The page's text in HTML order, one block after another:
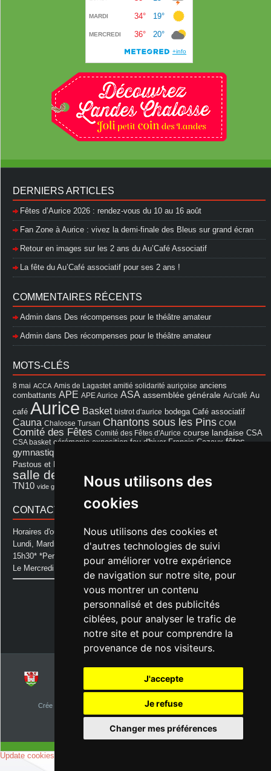
Nous utilisons des
cookies
Nous utilisons des cookies et
d'autres technologies de suivi
pour améliorer votre expérience
de navigation sur notre site, pour
vous montrer un contenu
personnalisé et des publicités
ciblées, pour analyser le trafic de
notre site et pour comprendre la
provenance de nos visiteurs.
J'accepte
Je refuse
Changer mes préférences
DERNIERS ARTICLES
Fêtes d’Aurice 2026 : rendez-vous du 10 au 16 août
Fan Zone à Aurice : vivez la demi-finale des Bleus sur grand écran
Retour en images sur les 2 ans du Au’Café Associatif
La fête du Au’Café associatif pour ses 2 ans !
COMMENTAIRES RÉCENTS
Admin dans Des récompenses pour le théâtre amateur
Admin dans Des récompenses pour le théâtre amateur
MOTS-CLÉS
8 mai ACCA Amis de Lagastet amitié solidarité auriçoise anciens
combattants APE APE Aurice ASA assemblée générale Au'café Au
café Aurice Basket bistrot d'aurice bodega Café associatif
Cauna Chalosse Tursan Chantons sous les Pins COM
Comité des Fêtes Comité des Fêtes d'Aurice course landaise CSA
CSA basket cérémonie exposition feu d'hiver Francis Cazaux fêtes
gymnastique volontaire
Pastous et Pastourettes
salle des fêtes salle des fêtes d'aurice Souprosse
TN10 vide grenier Voeux école
CONTACT MAIRIE
Horaires d'ouverture de la Mairie:
Lundi, Mardi, Jeudi et Vendredi : de 08h00 à 11h30 et de 12h30 à
15h30* *Permanence téléphonique jusqu'à 17h00
Le Mercredi : de 08h00 à 11h00
Mairie d'Aurice
14 Avenue des Pastous
Tel : 05 58 76 06 50
Plus d'infos »
Commune d'Aurice – Landes 40
Crée par | Theme Designé et hébergé par : NetClic.fr
Update cookies preferences